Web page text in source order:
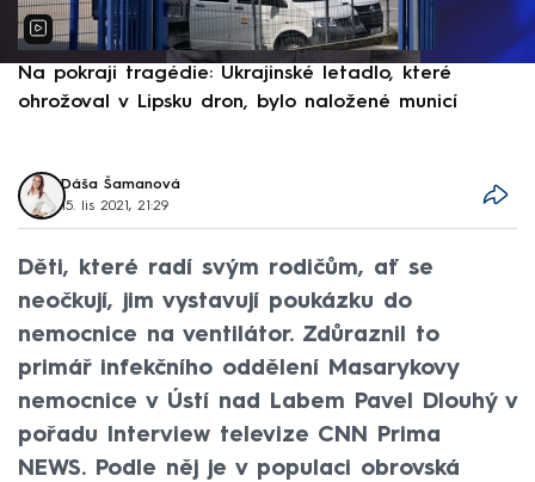
Na pokraji tragédie: Ukrajinské letadlo, které
ohrožoval v Lipsku dron, bylo naložené municí
Dáša Šamanová
15. lis 2021, 21:29
Děti, které radí svým rodičům, ať se
neočkují, jim vystavují poukázku do
nemocnice na ventilátor. Zdůraznil to
primář infekčního oddělení Masarykovy
nemocnice v Ústí nad Labem Pavel Dlouhý v
pořadu Interview televize CNN Prima
NEWS. Podle něj je v populaci obrovská